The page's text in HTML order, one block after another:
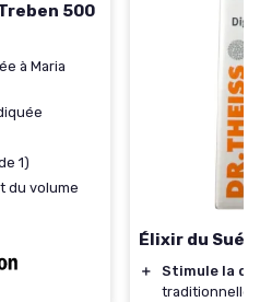
500
à Maria
1)
du volume
Élixir du
＋
Stimule la
traditionnelle